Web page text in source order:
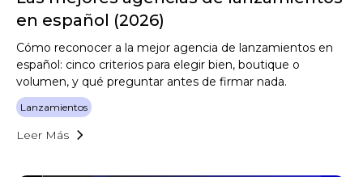
en español (2026)
Cómo reconocer a la mejor agencia de lanzamientos en
español: cinco criterios para elegir bien, boutique o
volumen, y qué preguntar antes de firmar nada.
Lanzamientos
Leer Más